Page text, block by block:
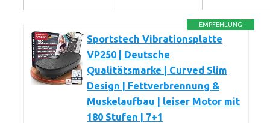
EMPFEHLUNG
Sportstech Vibrationsplatte
VP250 | Deutsche
Qualitätsmarke | Curved Slim
Design | Fettverbrennung &
Muskelaufbau | leiser Motor mit
180 Stufen | 7+1